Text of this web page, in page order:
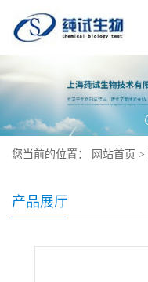
您当前的位置： 网站首页 >
产品展厅